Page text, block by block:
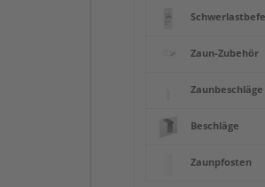
Zaun-Zubehör
Zaunbeschläge
Beschläge
Zaunpfosten